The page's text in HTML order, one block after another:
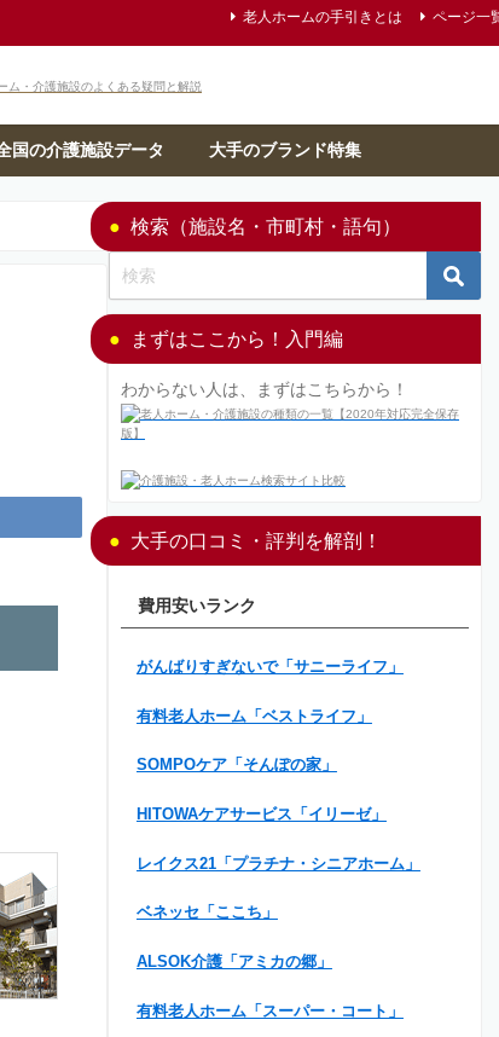
老人ホームの手引きとは ページ一
国の介護施設データ 大手のブランド特集
検索（施設名・市町村・語句）
まずはここから！入門編
わからない人は、まずはこちらから！
大手の口コミ・評判を解剖！
費用安いランク
がんばりすぎないで「サニーライフ」
有料老人ホーム「ベストライフ」
SOMPOケア「そんぽの家」
HITOWAケアサービス「イリーゼ」
レイクス21「プラチナ・シニアホーム」
ベネッセ「ここち」
ALSOK介護「アミカの郷」
有料老人ホーム「スーパー・コート」